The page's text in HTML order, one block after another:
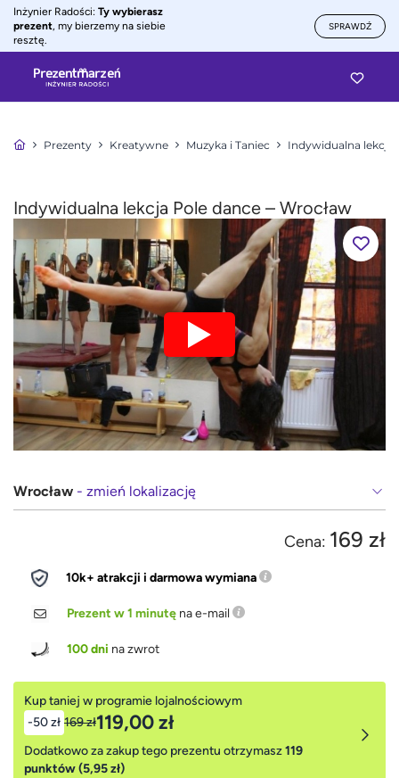
Inżynier Radości: Ty wybierasz
prezent, my bierzemy na siebie
resztę.
SPRAWDŹ
Prezenty Kreatywne Muzyka i Taniec Indywidualna lekcja
Indywidualna lekcja Pole dance – Wrocław
Wrocław - zmień lokalizację
Cena: 169 zł
10k+ atrakcji i darmowa wymiana
Prezent w 1 minutę na e-mail
100 dni na zwrot
Kup taniej w programie lojalnościowym
-50 zł 169 zł119,00 zł
Dodatkowo za zakup tego prezentu otrzymasz119
punktów (5,95 zł)